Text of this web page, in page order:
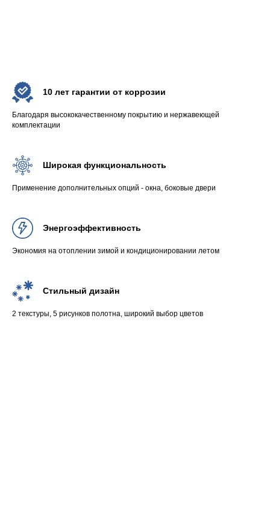
10 лет гарантии от коррозии
Благодаря высококачественному покрытию и нержавеющей
комплектации
Широкая функциональность
Применение дополнительных опций - окна, боковые двери
Энергоэффективность
Экономия на отоплении зимой и кондиционировании летом
Стильный дизайн
2 текстуры, 5 рисунков полотна, широкий выбор цветов